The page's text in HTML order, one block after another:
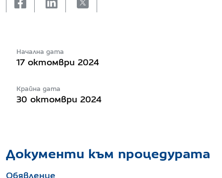
facebooklinkedinX
Начална дата
17 октомври 2024
Крайна дата
30 октомври 2024
Документи към процедурата
Обявление